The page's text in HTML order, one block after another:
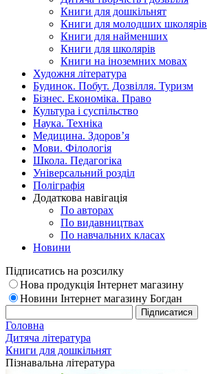
Книги для дошкільнят
Книги для молодших школярів
Книги для найменших
Книги для школярів
Книги на іноземних мовах
Художня література
Будинок. Побут. Дозвілля. Туризм
Бізнес. Економіка. Право
Культура і суспільство
Наука. Техніка
Медицина. Здоров’я
Мови. Філологія
Школа. Педагогіка
Універсальний розділ
Поліграфія
Додаткова навігація
По авторах
По видавництвах
По навчальних класах
Новини
Підписатись на розсилку
Нова продукція Інтернет магазину
Новини Інтернет магазину Богдан
Головна
Дитяча література
Книги для дошкільнят
Пізнавальна література